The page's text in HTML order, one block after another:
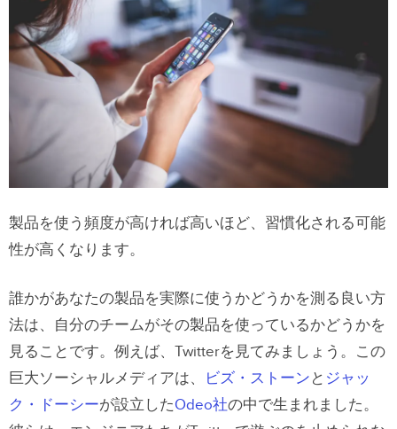
製品を使う頻度が高ければ高いほど、習慣化される可能
性が高くなります。
誰かがあなたの製品を実際に使うかどうかを測る良い方
法は、自分のチームがその製品を使っているかどうかを
見ることです。例えば、Twitterを見てみましょう。この
巨大ソーシャルメディアは、
ビズ・ストーン と ジャッ
ク・ドーシーが設立したOdeo社の中で生まれました。